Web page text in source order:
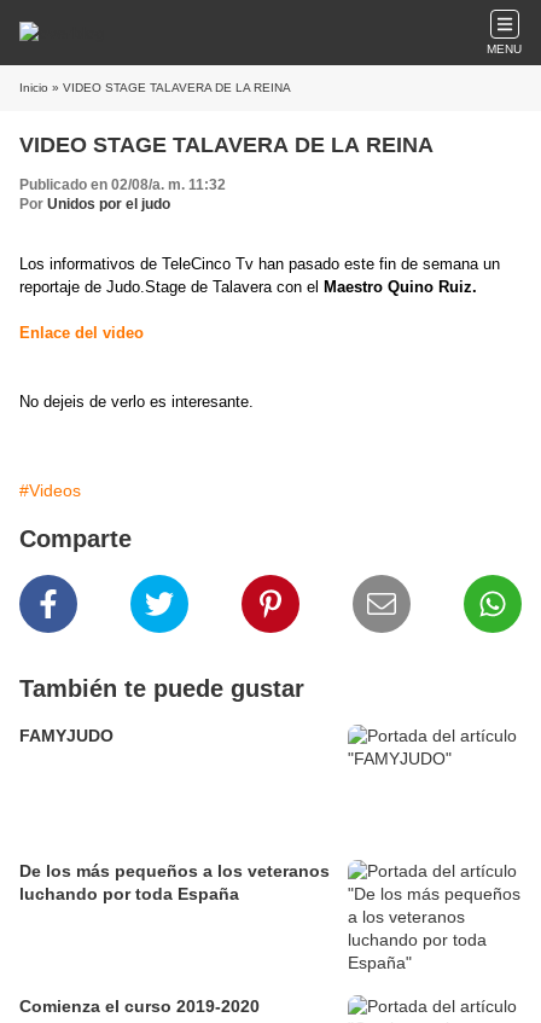
MENU
Inicio » VIDEO STAGE TALAVERA DE LA REINA
VIDEO STAGE TALAVERA DE LA REINA
Publicado en 02/08/a. m. 11:32
Por Unidos por el judo
Los informativos de TeleCinco Tv han pasado este fin de semana un
reportaje de Judo.Stage de Talavera con el Maestro Quino Ruiz.
Enlace del video
No dejeis de verlo es interesante.
#Videos
Comparte
También te puede gustar
FAMYJUDO
De los más pequeños a los veteranos
luchando por toda España
Comienza el curso 2019-2020